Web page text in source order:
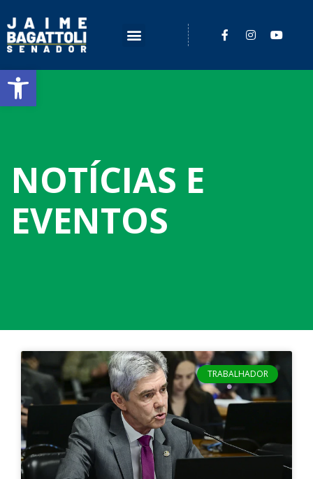
Barra de Ferramentas Aberta
NOTÍCIAS E
EVENTOS
TRABALHADOR